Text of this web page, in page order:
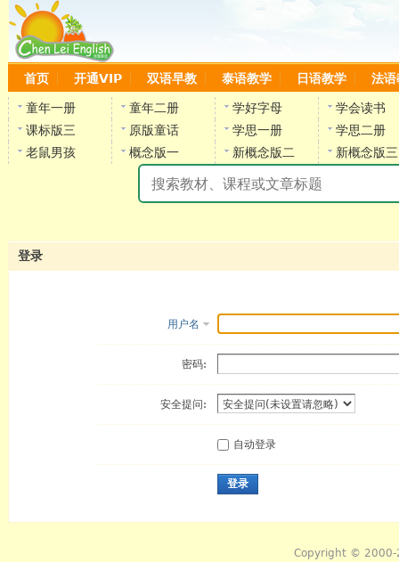
首页 开通VIP 双语早教 泰语教学 日语教学 法语
童年一册 童年二册 学好字母
学会读书
课标版三
原版童话 学思一册
学思二册
老鼠男孩
概念版一 新概念版二 新概念版三
登录
用户名
密码:
安全提问:
自动登录
登录
Copyright © 2000-